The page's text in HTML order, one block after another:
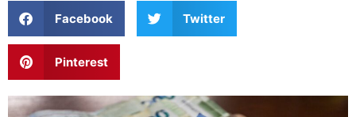
Facebook Twitter
Pinterest